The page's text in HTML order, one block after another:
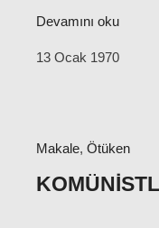
Devamını oku
13 Ocak 1970
Makale, Ötüken